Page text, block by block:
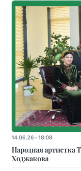
14.06.26 - 18:08
Народная артистка
Ходжакова